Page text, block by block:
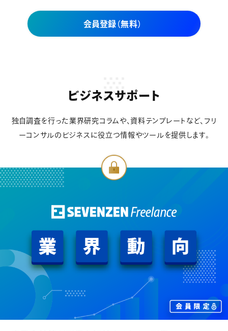
会員登録（無料）
ビジネスサポート
独自調査を行った業界研究コラムや、資料テンプレートなど、フリ
ーコンサルのビジネスに役立つ情報やツールを提供します。